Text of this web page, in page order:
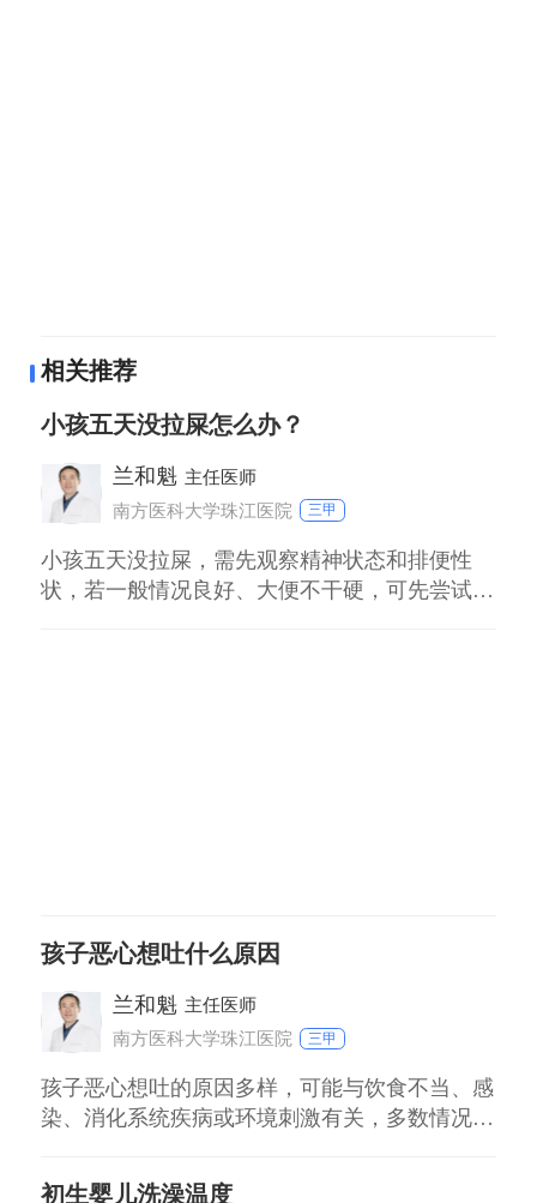
相关推荐
小孩五天没拉屎怎么办？
兰和魁 主任医师
南方医科大学珠江医院
三甲
小孩五天没拉屎，需先观察精神状态和排便性
状，若一般情况良好、大便不干硬，可先尝试非
孩子恶心想吐什么原因
兰和魁 主任医师
南方医科大学珠江医院
三甲
孩子恶心想吐的原因多样，可能与饮食不当、感
染、消化系统疾病或环境刺激有关，多数情况短
烈腹痛等需就医。 饮食相关因素 进食过快、过
初生婴儿洗澡温度